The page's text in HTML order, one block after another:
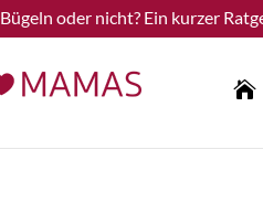
Bügeln oder nicht? Ein kurzer
Lesen Sie mehr
